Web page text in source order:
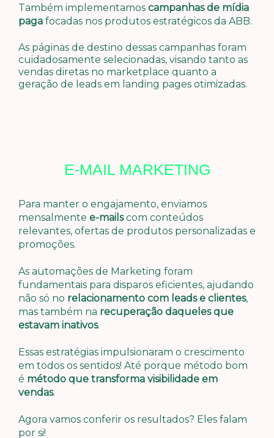
Também implementamos campanhas de mídia
paga focadas nos produtos estratégicos da ABB.
As páginas de destino dessas campanhas foram
cuidadosamente selecionadas, visando tanto as
vendas diretas no marketplace quanto a
geração de leads em landing pages otimizadas.
E-MAIL MARKETING
Para manter o engajamento, enviamos
mensalmente e-mailscom conteúdos
relevantes, ofertas de produtos personalizadas e
promoções.
As automações de Marketing foram
fundamentais para disparos eficientes, ajudando
não só no relacionamento com leads e clientes,
mas também na recuperação daqueles que
estavam inativos.
Essas estratégias impulsionaram o crescimento
em todos os sentidos! Até porque método bom
é método que transforma visibilidade em
vendas.
Agora vamos conferir os resultados? Eles falam
por si!